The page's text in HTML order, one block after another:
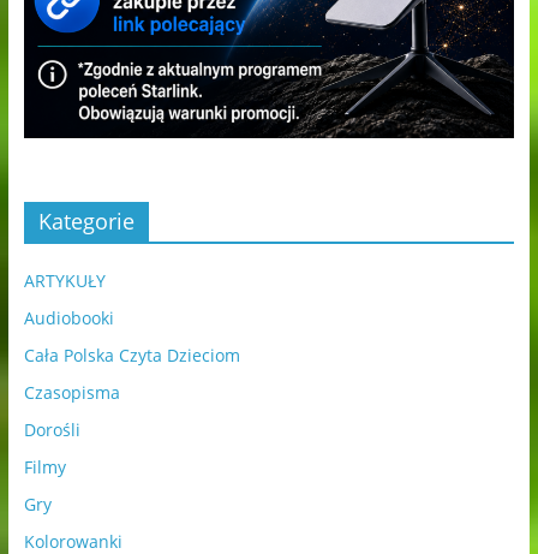
Kategorie
ARTYKUŁY
Audiobooki
Cała Polska Czyta Dzieciom
Czasopisma
Dorośli
Filmy
Gry
Kolorowanki